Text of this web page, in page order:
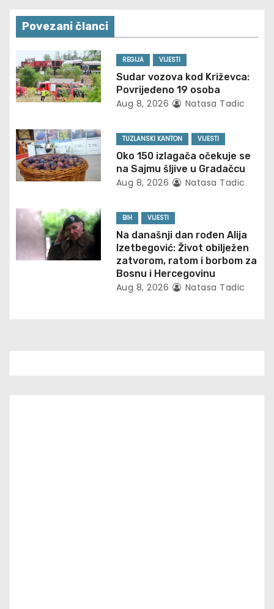
n
a
v
i
g
a
t
i
o
n
Povezani članci
REGIJA VIJESTI
Sudar vozova kod Križevca:
Povrijeđeno 19 osoba
Aug 8, 2026 Natasa Tadic
TUZLANSKI KANTON VIJESTI
Oko 150 izlagača očekuje se
na Sajmu šljive u Gradačcu
Aug 8, 2026 Natasa Tadic
BIH VIJESTI
Na današnji dan rođen Alija
Izetbegović: Život obilježen
zatvorom, ratom i borbom za
Bosnu i Hercegovinu
Aug 8, 2026 Natasa Tadic